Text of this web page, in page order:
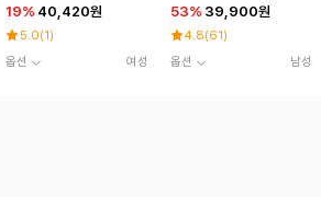
19% 40,420원
5.0(1)
옵션
여성
53% 39,900원
4.8(61)
옵션
남성